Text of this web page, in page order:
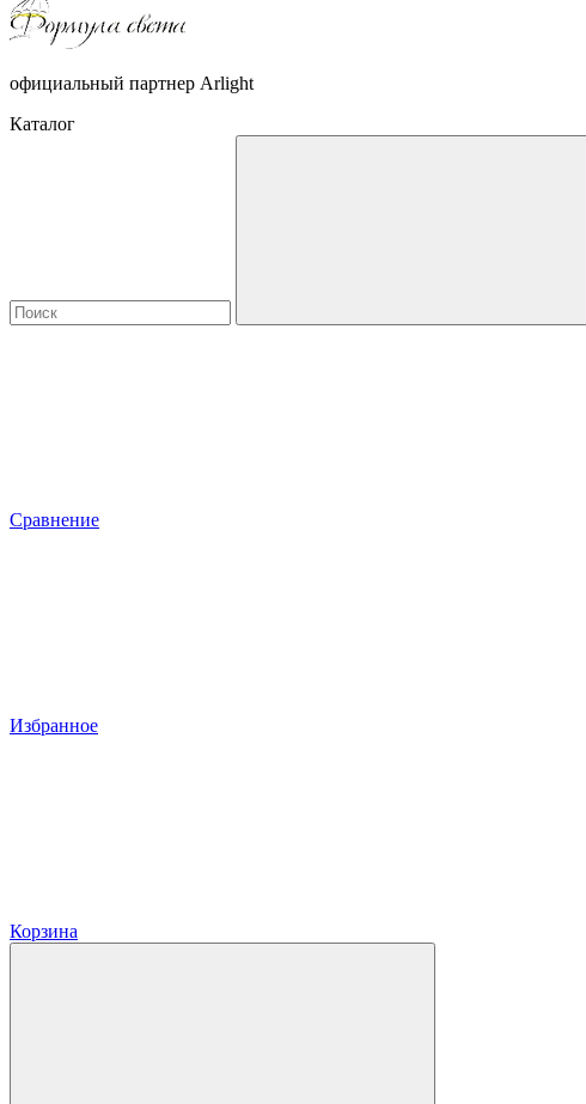
официальный партнер Arlight
Каталог
Сравнение
Избранное
Корзина